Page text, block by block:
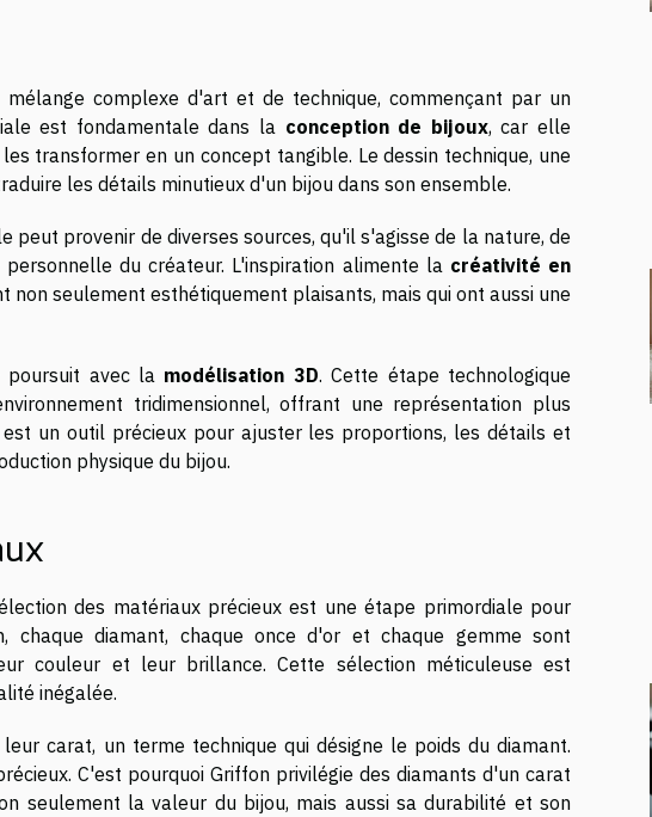
complexe d'art et de technique, commençant par un
est fondamentale dans la conception de bijoux, car elle
transformer en un concept tangible. Le dessin technique, une
les détails minutieux d'un bijou dans son ensemble.
peut provenir de diverses sources, qu'il s'agisse de la nature, de
du créateur. L'inspiration alimente la créativité en
non seulement esthétiquement plaisants, mais qui ont aussi une
avec la modélisation 3D. Cette étape technologique
tridimensionnel, offrant une représentation plus
un outil précieux pour ajuster les proportions, les détails et
physique du bijou.
des matériaux précieux est une étape primordiale pour
chaque diamant, chaque once d'or et chaque gemme sont
couleur et leur brillance. Cette sélection méticuleuse est
inégalée.
carat, un terme technique qui désigne le poids du diamant.
C'est pourquoi Griffon privilégie des diamants d'un carat
seulement la valeur du bijou, mais aussi sa durabilité et son